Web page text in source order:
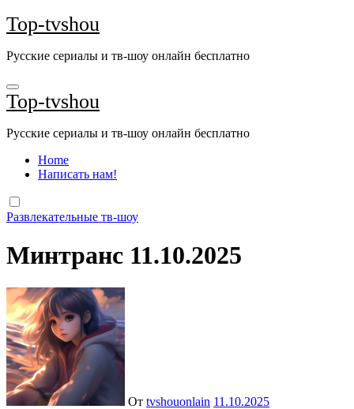
Перейти
к
Top-tvshou
Русские сериалы и тв-шоу онлайн бесплатно
Top-tvshou
Русские сериалы и тв-шоу онлайн бесплатно
Home
Написать нам!
Развлекательные тв-шоу
Минтранс 11.10.2025
От tvshouonlain 11.10.2025